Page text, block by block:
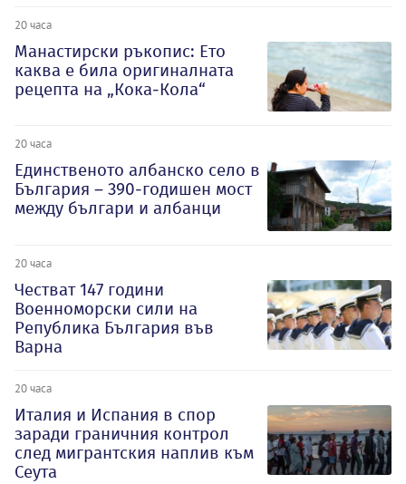
20 часа
Манастирски ръкопис: Ето
каква е била оригиналната
рецепта на „Кока-Кола“
20 часа
Единственото албанско село в
България – 390-годишен мост
между българи и албанци
20 часа
Честват 147 години
Военноморски сили на
Република България във
Варна
20 часа
Италия и Испания в спор
заради граничния контрол
след мигрантския наплив към
Сеута